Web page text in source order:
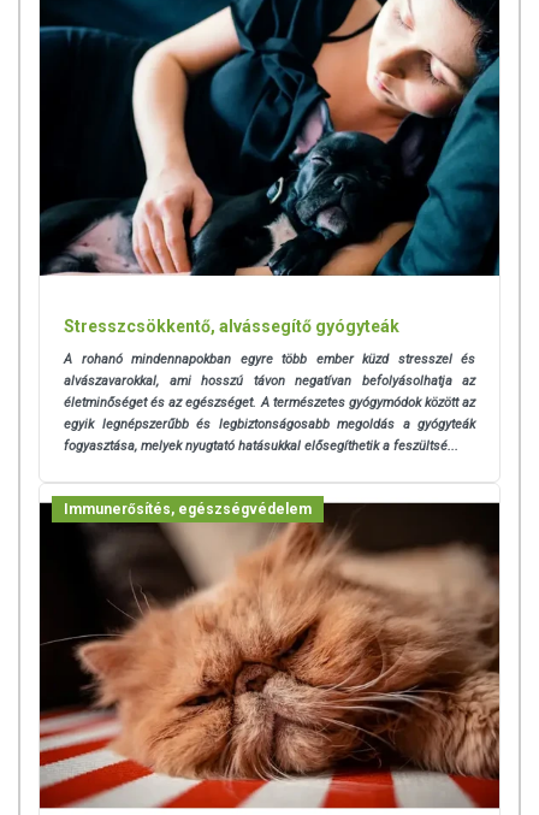
Stresszcsökkentő, alvássegítő gyógyteák
A rohanó mindennapokban egyre több ember küzd stresszel és
alvászavarokkal, ami hosszú távon negatívan befolyásolhatja az
életminőséget és az egészséget. A természetes gyógymódok között az
egyik legnépszerűbb és legbiztonságosabb megoldás a gyógyteák
fogyasztása, melyek nyugtató hatásukkal elősegíthetik a feszültsé...
Immunerősítés, egészségvédelem